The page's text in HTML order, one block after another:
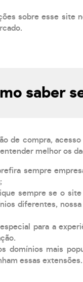
sobre esse site
saber
de compra,
melhor os
sempre
sempre se o
diferentes,
para a
domínios mais
essas